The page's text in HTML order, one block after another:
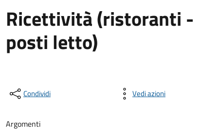
Ricettività (ristoranti -
posti letto)
Condividi Vedi azioni
Argomenti